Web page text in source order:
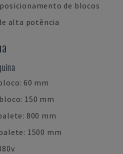
de blocos
alta potência
60 mm
150 mm
800 mm
1500 mm